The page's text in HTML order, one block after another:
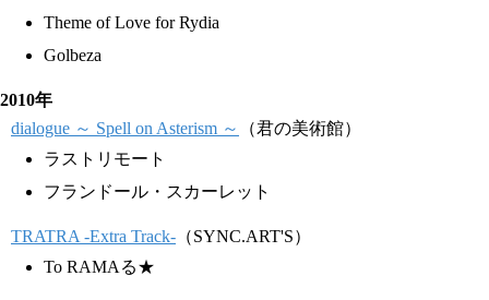
Theme of Love for Rydia
Golbeza
2010年
dialogue ～ Spell on Asterism ～
（君の美術館）
ラストリモート
フランドール・スカーレット
TRATRA -Extra Track- （SYNC.ART'S）
To RAMAる★